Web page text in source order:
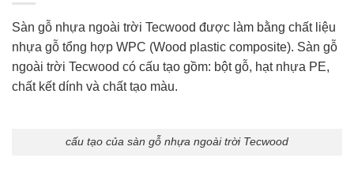
Sàn gỗ nhựa ngoài trời Tecwood được làm bằng chất liệu
nhựa gỗ tổng hợp WPC (Wood plastic composite). Sàn gỗ
ngoài trời Tecwood có cấu tạo gồm: bột gỗ, hạt nhựa PE,
chất kết dính và chất tạo màu.
cấu tạo của sàn gỗ nhựa ngoài trời Tecwood